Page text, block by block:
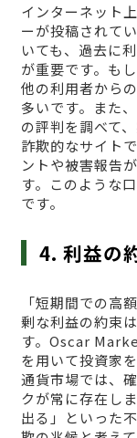
インターネット
ーが投稿されて
いても、過去に
が重要です。も
他の利用者から
多いです。また
の評判を調べて
詐欺的なサイト
ントや被害報告
す。このような
です。
4. 利益の
「短期間での高
剰な利益の約束
す。Oscar
を用いて投資家
通貨市場では、
クが常に存在し
出る」といった